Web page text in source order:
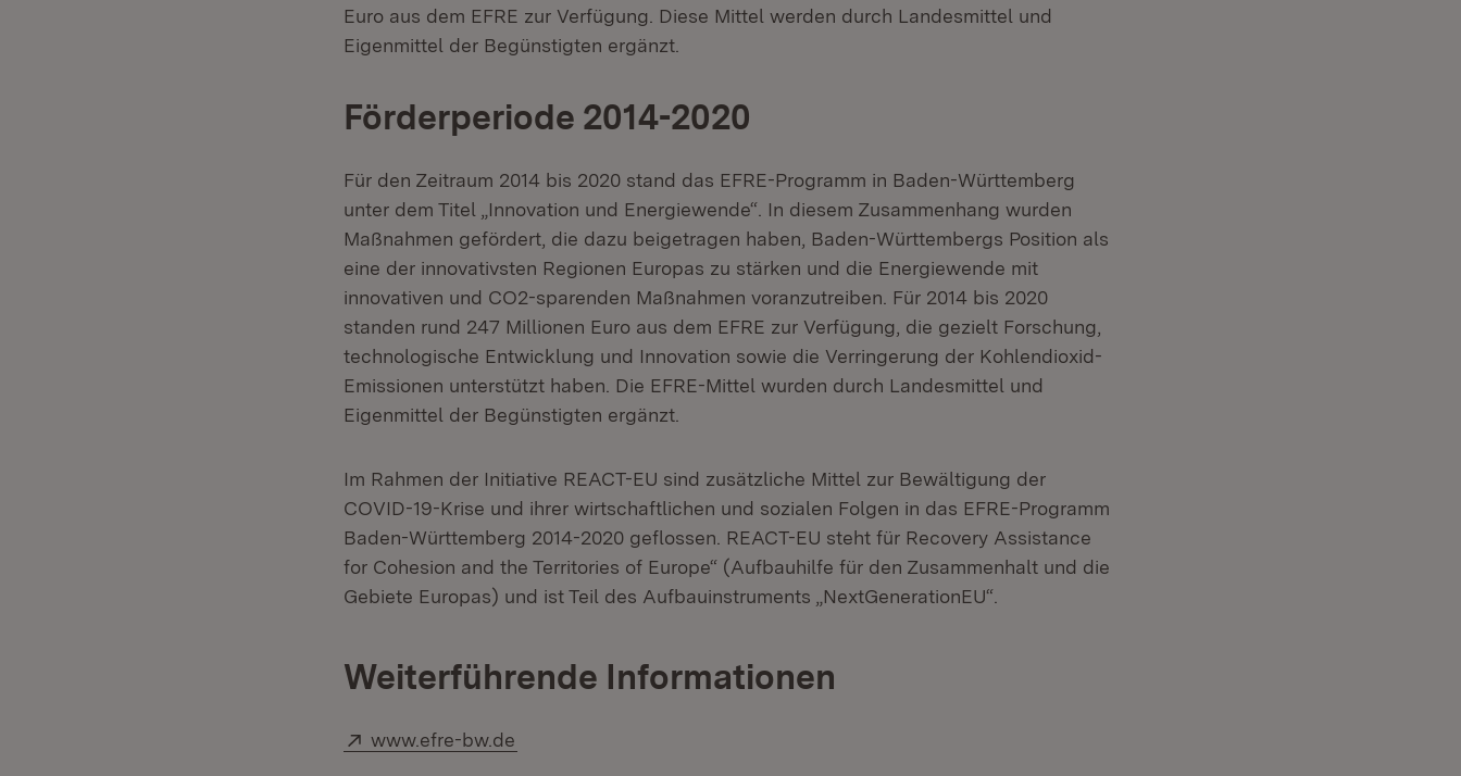
Euro aus dem EFRE zur Verfügung. Diese Mittel werden durch Landesmittel und
Eigenmittel der Begünstigten ergänzt.
Förderperiode 2014-2020
Für den Zeitraum 2014 bis 2020 stand das EFRE-Programm in Baden-Württemberg
unter dem Titel „Innovation und Energiewende“. In diesem Zusammenhang wurden
Maßnahmen gefördert, die dazu beigetragen haben, Baden-Württembergs Position als
eine der innovativsten Regionen Europas zu stärken und die Energiewende mit
innovativen und CO2-sparenden Maßnahmen voranzutreiben. Für 2014 bis 2020
standen rund 247 Millionen Euro aus dem EFRE zur Verfügung, die gezielt Forschung,
technologische Entwicklung und Innovation sowie die Verringerung der Kohlendioxid-
Emissionen unterstützt haben. Die EFRE-Mittel wurden durch Landesmittel und
Eigenmittel der Begünstigten ergänzt.
Im Rahmen der Initiative REACT-EU sind zusätzliche Mittel zur Bewältigung der
COVID-19-Krise und ihrer wirtschaftlichen und sozialen Folgen in das EFRE-Programm
Baden-Württemberg 2014-2020 geflossen. REACT-EU steht für Recovery Assistance
for Cohesion and the Territories of Europe“ (Aufbauhilfe für den Zusammenhalt und die
Gebiete Europas) und ist Teil des Aufbauinstruments „NextGenerationEU“.
Weiterführende Informationen
Extern:
www.efre-bw.de